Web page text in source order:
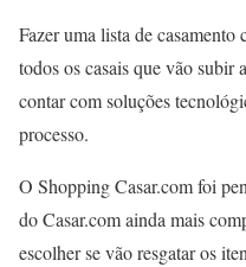
Fazer uma lista de
todos os casais que vão subir
contar com soluções
processo.
O Shopping Casar.com foi
do Casar.com ainda mais
escolher se vão resgatar os